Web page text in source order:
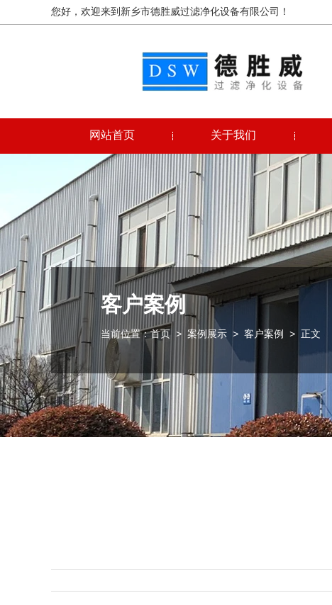
您好，欢迎来到新乡市德胜威过滤净化设备有限公司！
网站首页 关于我们
客户案例
当前位置：首页> 案例展示 > 客户案例 > 正文